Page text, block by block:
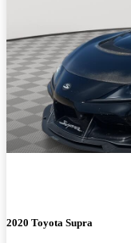
2020 Toyota Supra